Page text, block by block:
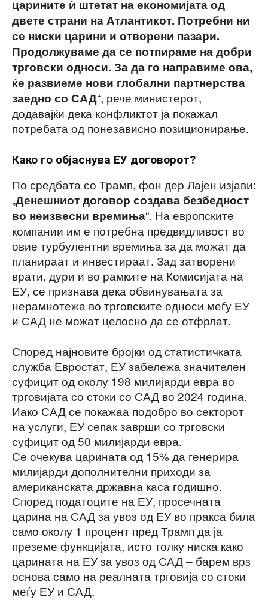
царините ѝ штетат на економијата од
двете страни на Атлантикот. Потребни ни
се ниски царини и отворени пазари.
Продолжуваме да се потпираме на добри
трговски односи. За да го направиме ова,
ќе развиеме нови глобални партнерства
заедно со САД“, рече министерот,
додавајќи дека конфликтот ја покажал
потребата од понезависно позиционирање.
Како го објаснува ЕУ договорот?
По средбата со Трамп, фон дер Лајен изјави:
„Денешниот договор создава безбедност
во неизвесни времиња“. На европските
компании им е потребна предвидливост во
овие турбулентни времиња за да можат да
планираат и инвестираат. Зад затворени
врати, дури и во рамките на Комисијата на
ЕУ, се признава дека обвинувањата за
нерамнотежа во трговските односи меѓу ЕУ
и САД не можат целосно да се отфрлат.
Според најновите бројки од статистичката
служба Евростат, ЕУ забележа значителен
суфицит од околу 198 милијарди евра во
трговијата со стоки со САД во 2024 година.
Иако САД се покажаа подобро во секторот
на услуги, ЕУ сепак заврши со трговски
суфицит од 50 милијарди евра.
Се очекува царината од 15% да генерира
милијарди дополнителни приходи за
американската државна каса годишно.
Според податоците на ЕУ, просечната
царина на САД за увоз од ЕУ во пракса била
само околу 1 процент пред Трамп да ја
преземе функцијата, исто толку ниска како
царината на ЕУ за увоз од САД – барем врз
основа само на реалната трговија со стоки
меѓу ЕУ и САД.